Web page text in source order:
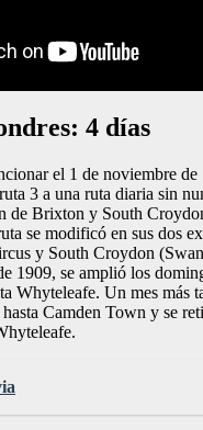
4 días
el 1 de noviembre de
3 a una ruta diaria sin
de Brixton y South
se modificó en sus dos
y South Croydon
1909, se amplió los
Whyteleafe. Un mes más
Camden Town y se